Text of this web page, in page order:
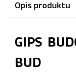
Opis produktu
GIPS
BUD